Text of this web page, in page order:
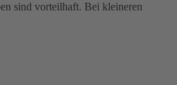
sind vorteilhaft. Bei kleineren